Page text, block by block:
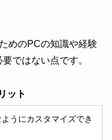
めのPCの知識や経験
ではない点です。
ット
うにカスタマイズでき